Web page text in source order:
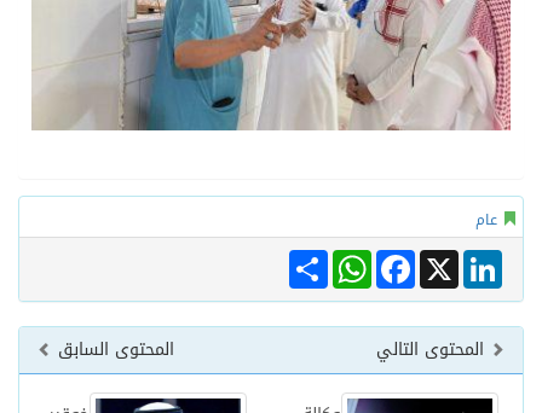
عام
Share
WhatsAppFacebook X
LinkedIn
المحتوى السابق
المحتوى التالي